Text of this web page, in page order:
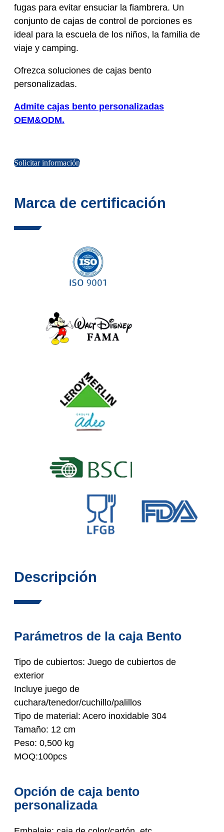
fugas para evitar ensuciar la fiambrera. Un
conjunto de cajas de control de porciones es
ideal para la escuela de los niños, la familia de
viaje y camping.
Ofrezca soluciones de cajas bento
personalizadas.
Admite cajas bento personalizadas
OEM&ODM.
Solicitar información
Marca de certificación
Descripción
Parámetros de la caja Bento
Tipo de cubiertos: Juego de cubiertos de
exterior
Incluye juego de
cuchara/tenedor/cuchillo/palillos
Tipo de material: Acero inoxidable 304
Tamaño: 12 cm
Peso: 0,500 kg
MOQ:100pcs
Opción de caja bento
personalizada